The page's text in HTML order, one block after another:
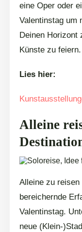
eine Oper oder
Valentinstag um
Deinen Horizont
Künste zu feiern.
Lies hier:
Alleine
Alleine zu reisen
bereichernde
Valentinstag.
neue (Klein-